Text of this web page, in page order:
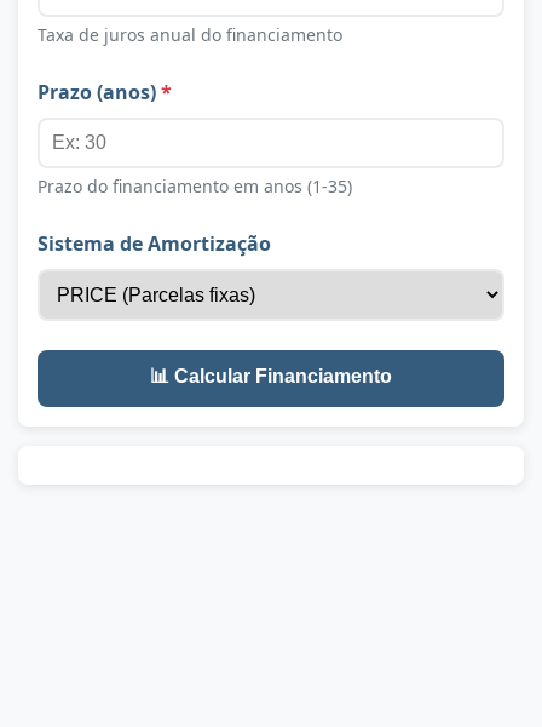
Taxa de juros anual do financiamento
Prazo (anos)*
Prazo do financiamento em anos (1-35)
Sistema de Amortização
📊 Calcular Financiamento